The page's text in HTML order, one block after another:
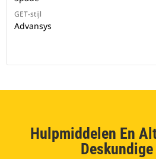
GET-stijl
Advansys
Hulpmiddelen En